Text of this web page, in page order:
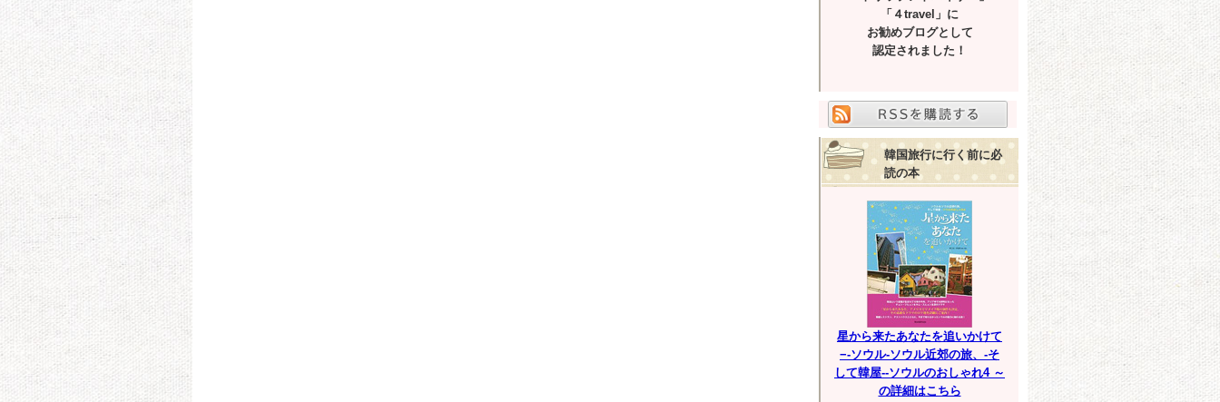
「４travel」に
お勧めブログとして
認定されました！
韓国旅行に行く前に必
読の本
星から来たあなたを追いかけて
−-ソウル-ソウル近郊の旅、-そ
して韓屋--ソウルのおしゃれ4 ～
の詳細はこちら